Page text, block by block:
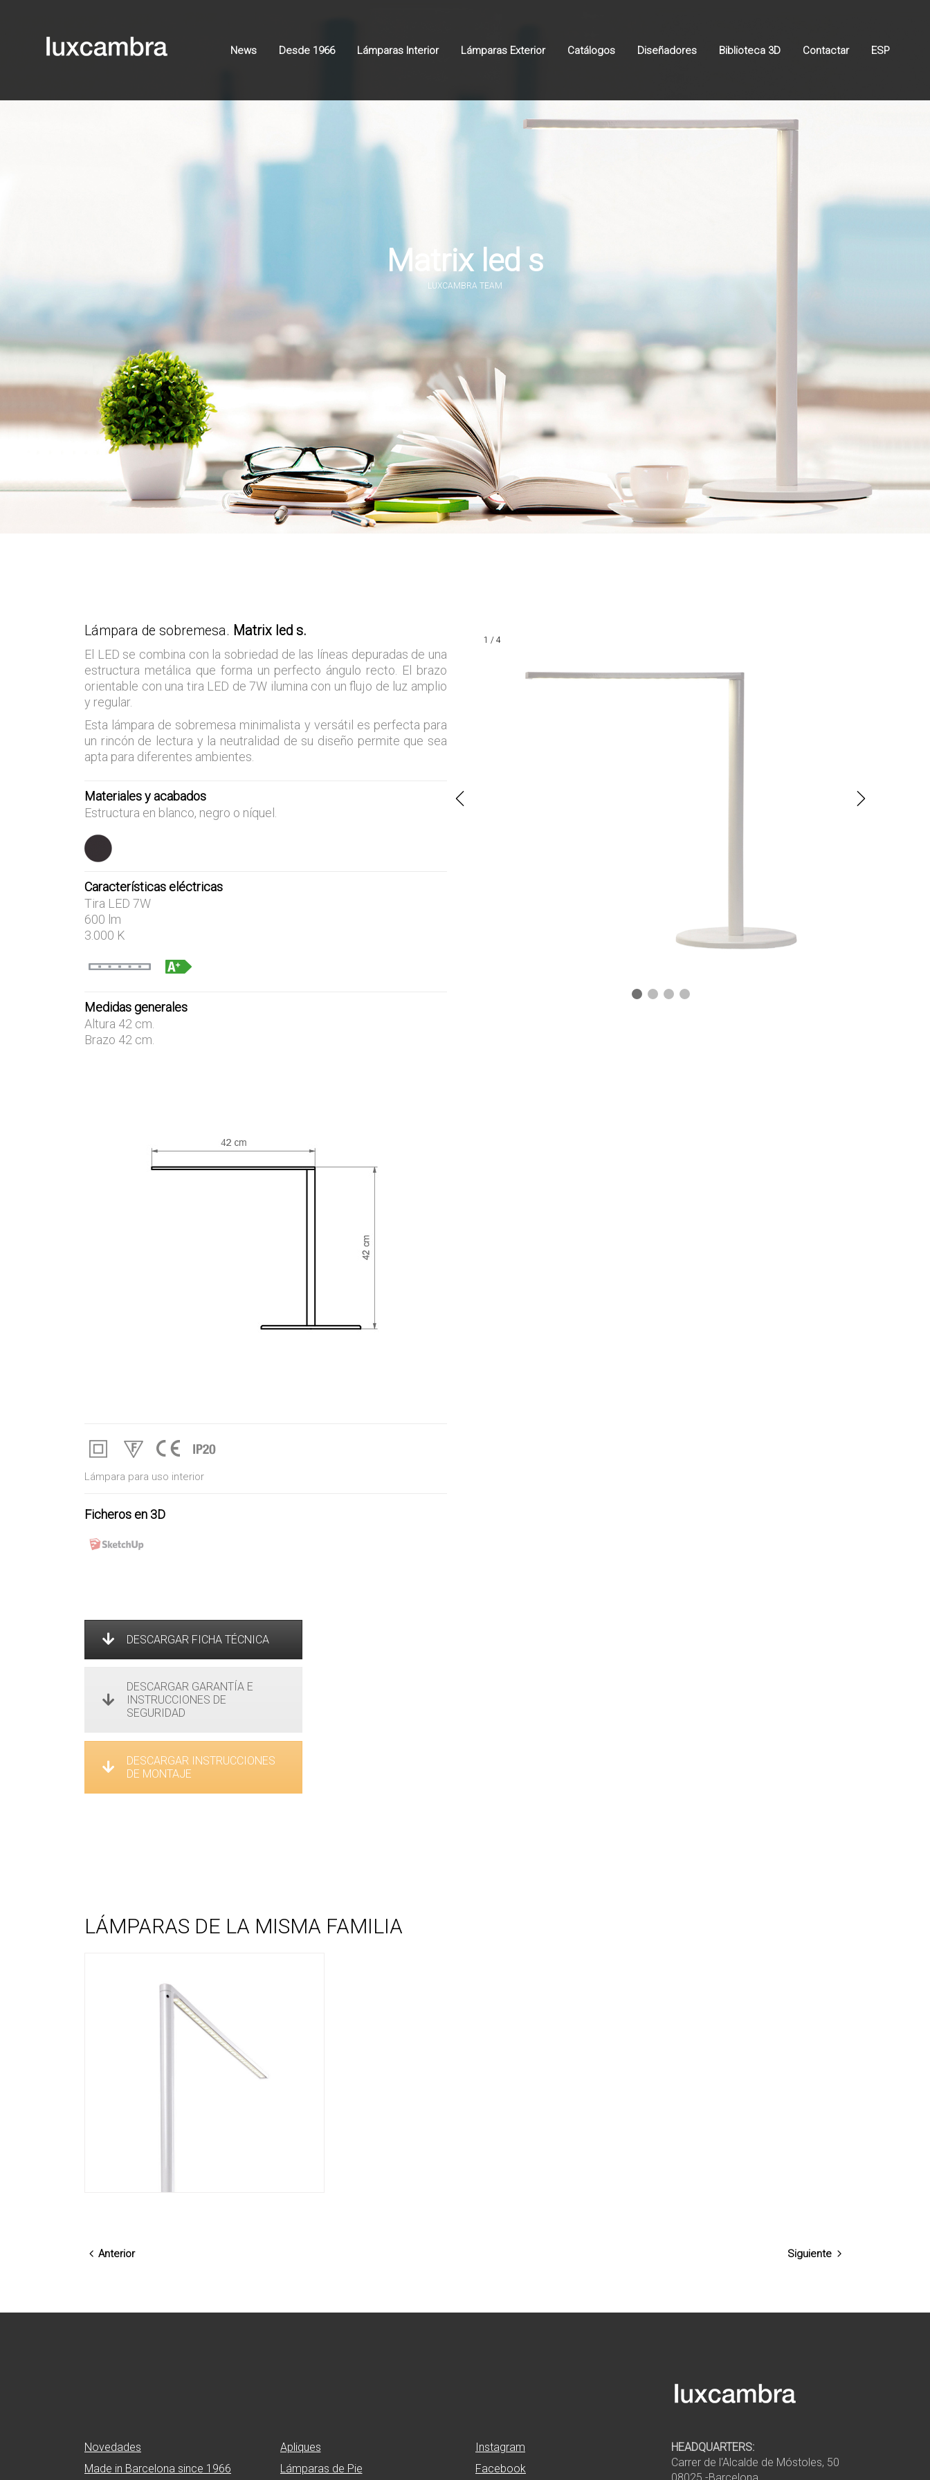
News Desde 1966 Lámparas Interior Lámparas Exterior Catálogos Diseñadores Biblioteca 3D Contactar ESP
Matrix led s
LUXCAMBRA TEAM
Lámpara de sobremesa. Matrix led s.
El LED se combina con la sobrie­dad de las líneas depuradas de una
estructura metálica que forma un perfecto ángulo recto. El brazo
orientable con una tira LED de 7W ilumina con un flujo de luz amplio
y regular.
Esta lámpara de sobremesa minimalista y versátil es perfecta para
un rincón de lectura y la neutralidad de su diseño permite que sea
apta para diferentes ambientes.
Materiales y acabados
Estructura en blanco, negro o níquel.
Características eléctricas
Tira LED 7W
600 lm
3.000 K
Medidas generales
Altura 42 cm.
Brazo 42 cm.
Lámpara para uso interior
Ficheros en 3D
DESCARGAR FICHA TÉCNICA
DESCARGAR GARANTÍA E
INSTRUCCIONES DE
SEGURIDAD
DESCARGAR INSTRUCCIONES
DE MONTAJE
1 / 4
LÁMPARAS DE LA MISMA FAMILIA
Anterior Siguiente
Novedades
Made in Barcelona since 1966
Apliques
Lámparas de Pie
Instagram
Facebook
HEADQUARTERS:
Carrer de l'Alcalde de Móstoles, 50
08025 -Barcelona